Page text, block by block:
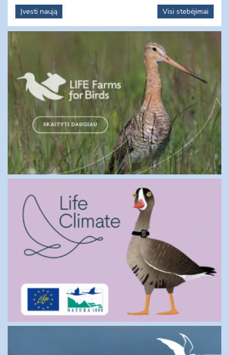
Įvesti naują
Visi stebėjimai